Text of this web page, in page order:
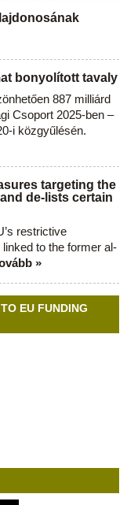
bonyolított tavaly
887 milliárd
Csoport 2025-ben –
i közgyűlésén.
targeting the
de-lists certain
restrictive
to the former al-
»
EU FUNDING